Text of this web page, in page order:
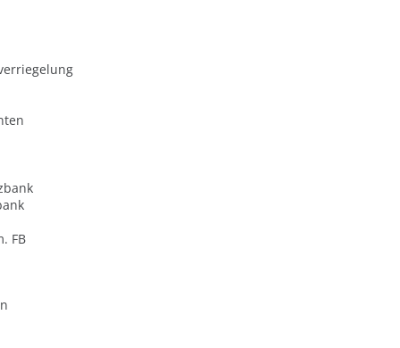
FB